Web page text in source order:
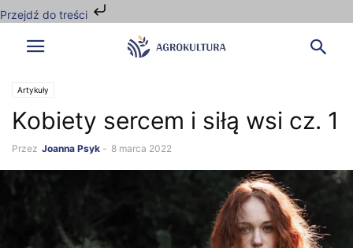
Przejdź do treści
Artykuły
Kobiety sercem i siłą wsi cz. 1
Przez Joanna Psyk - 8 marca 2022